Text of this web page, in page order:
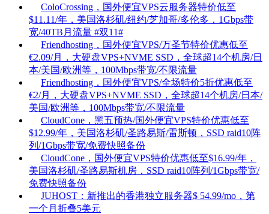
ColoCrossing，国外便宜VPS云服务器特价低至
$11.11/年，美国洛杉矶/纽约/芝加哥/多伦多，1Gbps带
宽/40TB月流量 #双11#
Friendhosting，国外便宜VPS/万圣节特价优惠低至
€2.09/月，大硬盘VPS+NVME SSD，全球超14个机房/日
本/美国/欧洲等，100Mbps带宽/不限流量
Friendhosting，国外便宜VPS/全场特价5折优惠低至
€2/月，大硬盘VPS+NVME SSD，全球超14个机房/日本/
美国/欧洲等，100Mbps带宽/不限流量
CloudCone，黑五预热/国外便宜VPS特价优惠低至
$12.99/年，美国洛杉矶/圣路易斯/雷斯顿，SSD raid10阵
列/1Gbps带宽/免费快照备份
CloudCone，国外便宜VPS特价优惠低至$16.99/年，
美国洛杉矶/圣路易斯机房，SSD raid10阵列/1Gbps带宽/
免费快照备份
JUHOST：新推出的香港独立服务器$ 54.99/mo，第
一个月折叠5美元